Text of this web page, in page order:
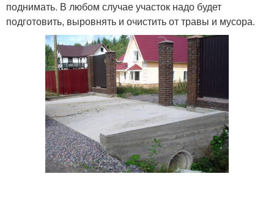
поднимать. В любом случае участок надо будет
подготовить, выровнять и очистить от травы и мусора.